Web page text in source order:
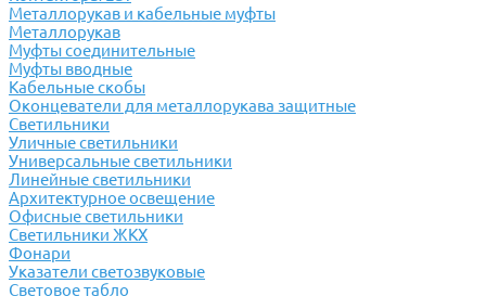
Металлорукав и кабельные муфты
Металлорукав
Муфты соединительные
Муфты вводные
Кабельные скобы
Оконцеватели для металлорукава защитные
Светильники
Уличные светильники
Универсальные светильники
Линейные светильники
Архитектурное освещение
Офисные светильники
Светильники ЖКХ
Фонари
Указатели светозвуковые
Световое табло